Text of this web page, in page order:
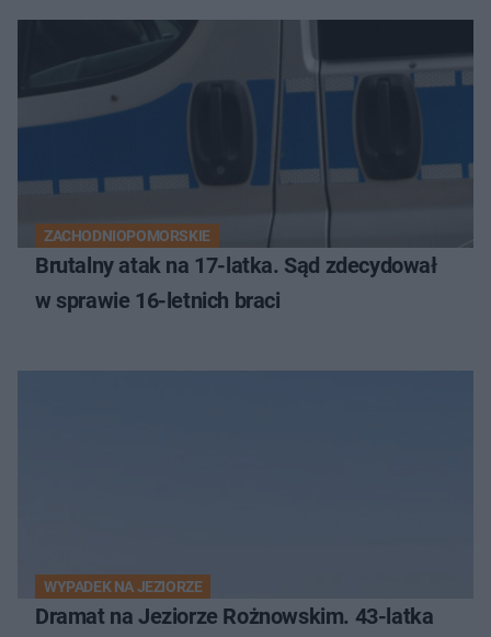
ZACHODNIOPOMORSKIE
Brutalny atak na 17-latka. Sąd zdecydował
w sprawie 16-letnich braci
WYPADEK NA JEZIORZE
Dramat na Jeziorze Rożnowskim. 43-latka